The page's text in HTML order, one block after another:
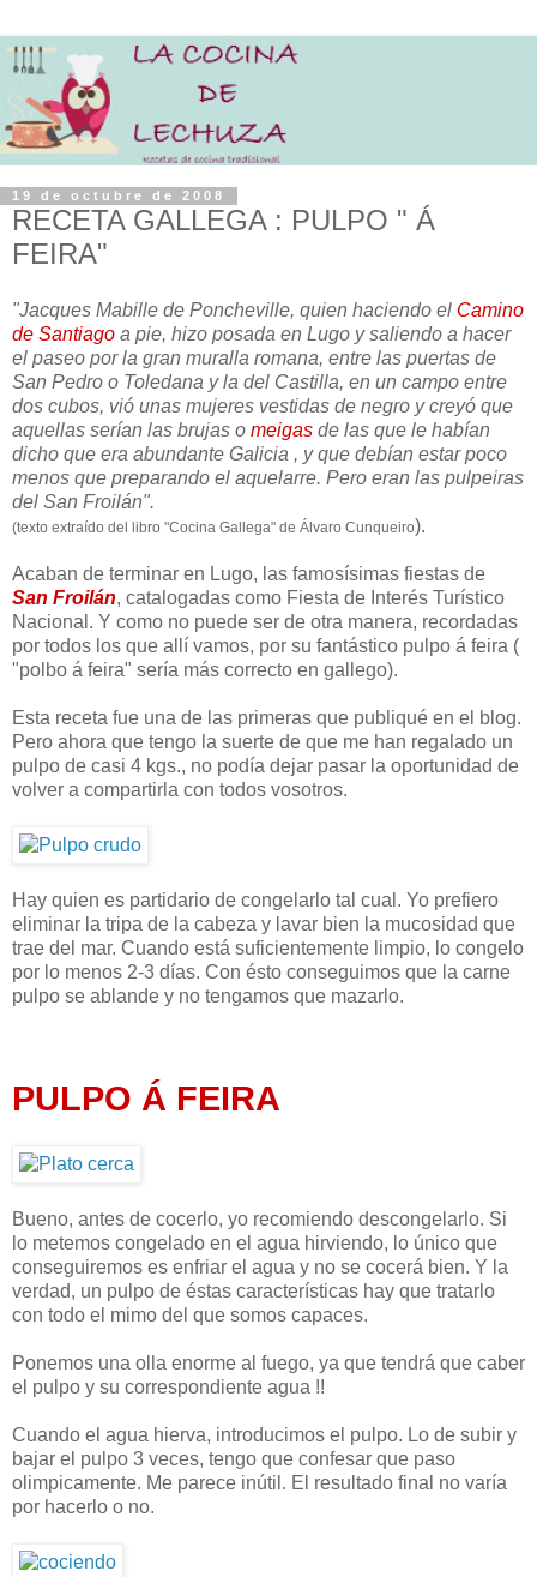
19 de octubre de 2008
RECETA GALLEGA : PULPO " Á
FEIRA"
"Jacques Mabille de Poncheville, quien haciendo el Camino
de Santiago a pie, hizo posada en Lugo y saliendo a hacer
el paseo por la gran muralla romana, entre las puertas de
San Pedro o Toledana y la del Castilla, en un campo entre
dos cubos, vió unas mujeres vestidas de negro y creyó que
aquellas serían las brujas o meigas de las que le habían
dicho que era abundante Galicia , y que debían estar poco
menos que preparando el aquelarre. Pero eran las pulpeiras
del San Froilán".
(texto extraído del libro "Cocina Gallega" de Álvaro Cunqueiro).
Acaban de terminar en Lugo, las famosísimas fiestas de
San Froilán, catalogadas como Fiesta de Interés Turístico
Nacional. Y como no puede ser de otra manera, recordadas
por todos los que allí vamos, por su fantástico pulpo á feira (
"polbo á feira" sería más correcto en gallego).
Esta receta fue una de las primeras que publiqué en el blog.
Pero ahora que tengo la suerte de que me han regalado un
pulpo de casi 4 kgs., no podía dejar pasar la oportunidad de
volver a compartirla con todos vosotros.
Hay quien es partidario de congelarlo tal cual. Yo prefiero
eliminar la tripa de la cabeza y lavar bien la mucosidad que
trae del mar. Cuando está suficientemente limpio, lo congelo
por lo menos 2-3 días. Con ésto conseguimos que la carne
pulpo se ablande y no tengamos que mazarlo.
PULPO Á FEIRA
Bueno, antes de cocerlo, yo recomiendo descongelarlo. Si
lo metemos congelado en el agua hirviendo, lo único que
conseguiremos es enfriar el agua y no se cocerá bien. Y la
verdad, un pulpo de éstas características hay que tratarlo
con todo el mimo del que somos capaces.
Ponemos una olla enorme al fuego, ya que tendrá que caber
el pulpo y su correspondiente agua !!
Cuando el agua hierva, introducimos el pulpo. Lo de subir y
bajar el pulpo 3 veces, tengo que confesar que paso
olimpicamente. Me parece inútil. El resultado final no varía
por hacerlo o no.